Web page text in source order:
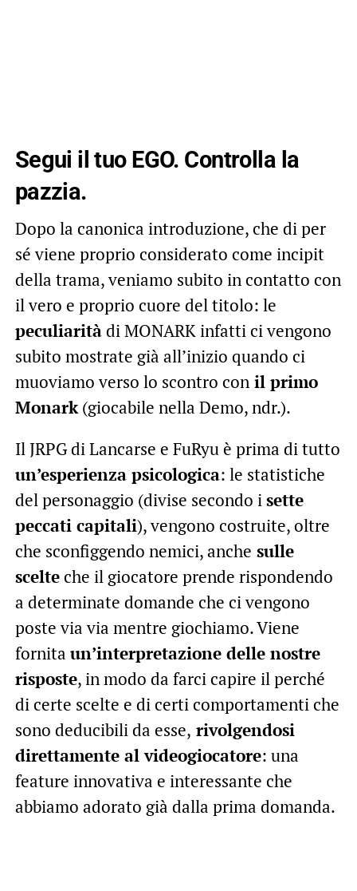
Segui il tuo EGO. Controlla la
pazzia.
Dopo la canonica introduzione, che di per
sé viene proprio considerato come incipit
della trama, veniamo subito in contatto con
il vero e proprio cuore del titolo: le
peculiaritàdi MONARK infatti ci vengono
subito mostrate già all’inizio quando ci
muoviamo verso lo scontro conil primo
Monark(giocabile nella Demo, ndr.).
Il JRPG di Lancarse e FuRyu è prima di tutto
un’esperienza psicologica: le statistiche
del personaggio (divise secondo isette
peccati capitali), vengono costruite, oltre
che sconfiggendo nemici, anche sulle
scelteche il giocatore prende rispondendo
a determinate domande che ci vengono
poste via via mentre giochiamo. Viene
fornita un’interpretazione delle nostre
risposte, in modo da farci capire il perché
di certe scelte e di certi comportamenti che
sono deducibili da esse, rivolgendosi
direttamente al videogiocatore: una
feature innovativa e interessante che
abbiamo adorato già dalla prima domanda.